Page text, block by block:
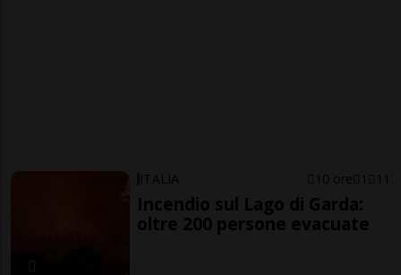
ITALIA 10 ore 1 11
Incendio sul Lago di Garda:
oltre 200 persone evacuate